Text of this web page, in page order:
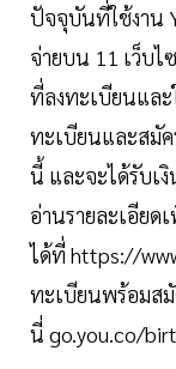
ปัจจุบันที่ใช้งาน
จ่ายบน 11 เว็บไ
ที่ลงทะเบียนและ
ทะเบียนและสมั
นี้ และจะได้รับเ
อ่านรายละเอียด
ได้ที่ https://
ทะเบียนพร้อมส
นี่ go.you.co/